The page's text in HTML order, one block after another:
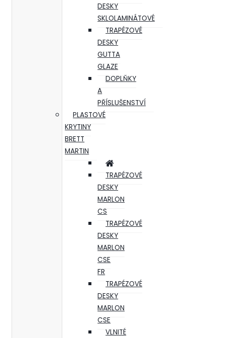
DESKY
SKLOLAMINÁTOVÉ
TRAPÉZOVÉ
DESKY
GUTTA
GLAZE
DOPLŇKY
A
PŘÍSLUŠENSTVÍ
PLASTOVÉ
KRYTINY
BRETT
MARTIN
TRAPÉZOVÉ
DESKY
MARLON
CS
TRAPÉZOVÉ
DESKY
MARLON
CSE
FR
TRAPÉZOVÉ
DESKY
MARLON
CSE
VLNITÉ